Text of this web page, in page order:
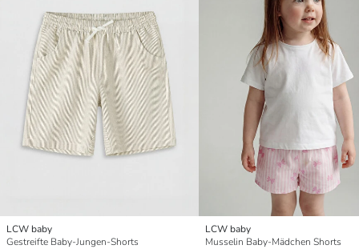
LCW baby
Gestreifte Baby-Jungen-Shorts
LCW baby
Musselin Baby-Mädchen Shorts